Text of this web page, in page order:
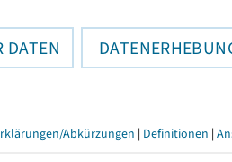
DATEN
Abkürzungen | Definitionen |